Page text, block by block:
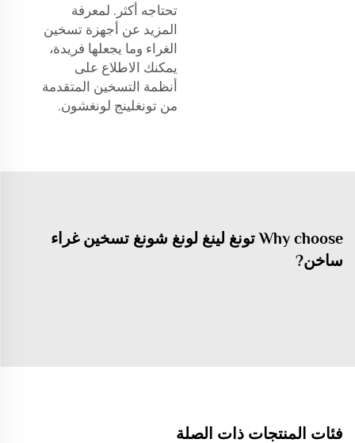
تحتاجه أكثر. لمعرفة
المزيد عن أجهزة تسخين
الغراء وما يجعلها فريدة،
يمكنك الاطلاع على
أنظمة التسخين المتقدمة
من تونغلينج لونغشون.
Why choose تونغ لينغ لونغ شونغ تسخين غراء
ساخن?
فئات المنتجات ذات الصلة